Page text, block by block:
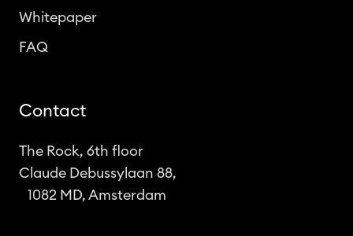
Whitepaper
FAQ
Contact
The Rock, 6th floor
Claude Debussylaan 88,
1082 MD, Amsterdam